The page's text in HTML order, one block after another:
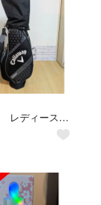
Callaway レディース クラブセット